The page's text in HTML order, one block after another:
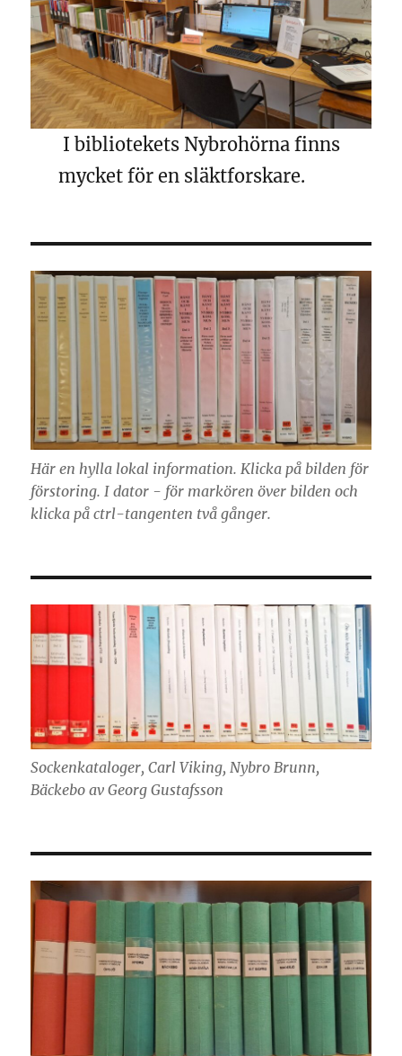
I bibliotekets Nybrohörna finns
mycket för en släktforskare.
Här en hylla lokal information. Klicka på bilden för
förstoring. I dator - för markören över bilden och
klicka på ctrl-tangenten två gånger.
Sockenkataloger, Carl Viking, Nybro Brunn,
Bäckebo av Georg Gustafsson